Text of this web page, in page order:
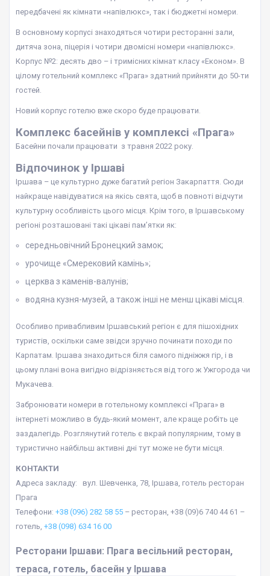
передбачені як кімнати «напівлюкс», так і бюджетні номери.
В основному корпусі знаходяться чотири ресторанні зали,
дитяча зона, піцерія і чотири двомісні номери «напівлюкс».
Корпус №2: десять дво – і тримісних кімнат класу «Економ». В
цілому готельний комплекс «Прага» здатний прийняти до 50-ти
гостей.
Новий корпус готелю вже скоро буде працювати.
Комплекс басейнів у комплексі «Прага»
Басейни почали працювати з травня 2022 року.
Відпочинок у Іршаві
Іршава – це культурно дуже багатий регіон Закарпаття. Сюди
найкраще навідуватися на якісь свята, щоб в повноті відчути
культурну особливість цього місця. Крім того, в Іршавському
регіоні розташовані такі цікаві пам’ятки як:
середньовічний Бронецкий замок;
урочище «Смерековий камінь»;
церква з каменів-валунів;
водяна кузня-музей, а також інші не менш цікаві місця.
Особливо привабливим Іршавський регіон є для пішохідних
туристів, оскільки саме звідси зручно починати походи по
Карпатам. Іршава знаходиться біля самого підніжжя гір, і в
цьому плані вона вигідно відрізняється від того ж Ужгорода чи
Мукачева.
Забронювати номери в готельному комплексі «Прага» в
інтернеті можливо в будь-який момент, але краще робіть це
заздалегідь. Розглянутий готель є вкрай популярним, тому в
туристично найбільш активні дні тут може не бути місця.
КОНТАКТИ
Адреса закладу: вул. Шевченка, 78, Іршава, готель ресторан
Прага
Телефони: +38 (096) 282 58 55 – ресторан, +38 (09)6 740 44 61 –
готель, +38 (098) 634 16 00
Ресторани Іршави: Прага весільний ресторан,
тераса, готель, басейн у Іршава